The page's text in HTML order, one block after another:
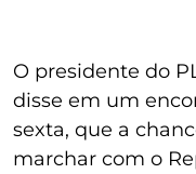
O presidente do
disse em um
sexta, que a
marchar com o